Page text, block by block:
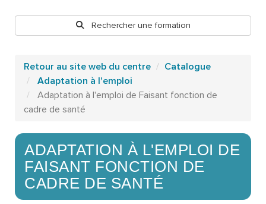
Rechercher une formation
Retour au site web du centre
Catalogue
Adaptation à l'emploi
Adaptation à l'emploi de Faisant fonction de
cadre de santé
ADAPTATION À L'EMPLOI DE
FAISANT FONCTION DE
CADRE DE SANTÉ